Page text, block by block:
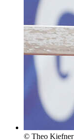
© Theo Kiefner